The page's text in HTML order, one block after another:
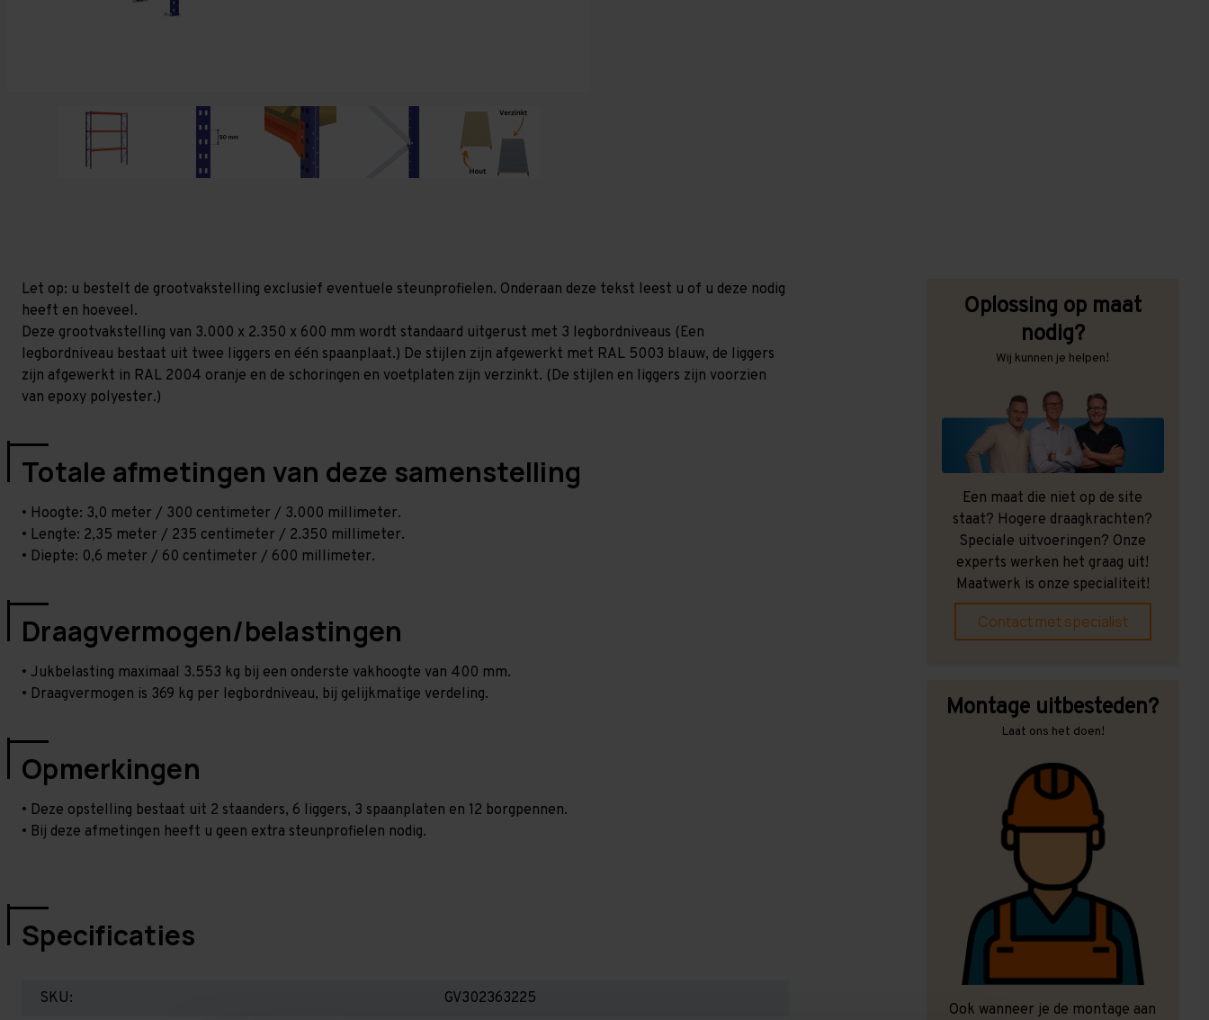
Let op: u bestelt de grootvakstelling exclusief eventuele steunprofielen. Onderaan deze tekst leest u of u deze nodig
heeft en hoeveel.
Deze grootvakstelling van 3.000 x 2.350 x 600 mm wordt standaard uitgerust met 3 legbordniveaus (Een
legbordniveau bestaat uit twee liggers en één spaanplaat.) De stijlen zijn afgewerkt met RAL 5003 blauw, de liggers
zijn afgewerkt in RAL 2004 oranje en de schoringen en voetplaten zijn verzinkt. (De stijlen en liggers zijn voorzien
van epoxy polyester.)
Totale afmetingen van deze samenstelling
• Hoogte: 3,0 meter / 300 centimeter / 3.000 millimeter.
• Lengte: 2,35 meter / 235 centimeter / 2.350 millimeter.
• Diepte: 0,6 meter / 60 centimeter / 600 millimeter.
Draagvermogen/belastingen
• Jukbelasting maximaal 3.553 kg bij een onderste vakhoogte van 400 mm.
• Draagvermogen is 369 kg per legbordniveau, bij gelijkmatige verdeling.
Opmerkingen
• Deze opstelling bestaat uit 2 staanders, 6 liggers, 3 spaanplaten en 12 borgpennen.
• Bij deze afmetingen heeft u geen extra steunprofielen nodig.
Specificaties
SKU:
GV302363225
Oplossing op maat
nodig?
Wij kunnen je helpen!
Een maat die niet op de site
staat? Hogere draagkrachten?
Speciale uitvoeringen? Onze
experts werken het graag uit!
Maatwerk is onze specialiteit!
Contact met specialist
Montage uitbesteden?
Laat ons het doen!
Ook wanneer je de montage aan